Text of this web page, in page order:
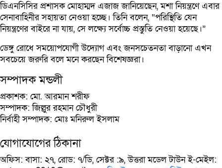
ডিএনসিসির প্রশাসক মোহাম্মদ এজাজ জানিয়েছেন, মশা নিয়ন্ত্রণে এবার
সেনাবাহিনীর সহায়তা নেওয়া হচ্ছে। তিনি বলেন, “পরিস্থিতি যেন
নিয়ন্ত্রণের বাইরে না যায়, সে লক্ষ্যে সর্বোচ্চ প্রস্তুতি নেওয়া হয়েছে।”
ডেঙ্গু রোধে সময়োপযোগী উদ্যোগ এবং জনসচেতনতা বাড়ানো এখন
সবচেয়ে জরুরি বলে মনে করছেন বিশেষজ্ঞরা।
সম্পাদক মন্ডলী
প্রকাশক: মো. আরমান শরীফ
সম্পাদক: জিল্লুর রহমান চৌধুরী
নির্বাহী সম্পাদক: মোঃ মনিরুল ইসলাম
যোগাযোগের ঠিকানা
অফিস: বাসা: ২৭, রোড: ৭/ডি, সেক্টর :৯, উত্তরা মডেল টাউন ই-মেইল: